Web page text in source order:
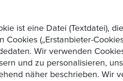
ist eine Datei (Textdatei),
Cookies („Erstanbieter-
Wir verwenden
und zu personalisieren,
näher beschrieben. Wir